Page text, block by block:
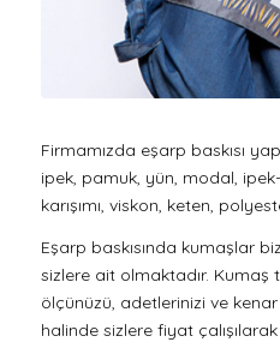
Firmamızda eşarp baskısı
ipek, pamuk, yün, modal,
karışımı, viskon, keten,
Eşarp baskısında kumaşlar
sizlere ait olmaktadır. Kumaş
ölçünüzü, adetlerinizi ve
halinde sizlere fiyat